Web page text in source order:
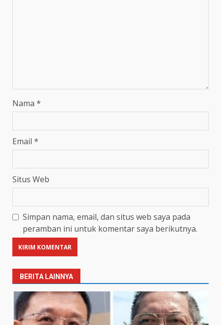
Nama *
Email *
Situs Web
Simpan nama, email, dan situs web saya pada
peramban ini untuk komentar saya berikutnya.
BERITA LAINNYA